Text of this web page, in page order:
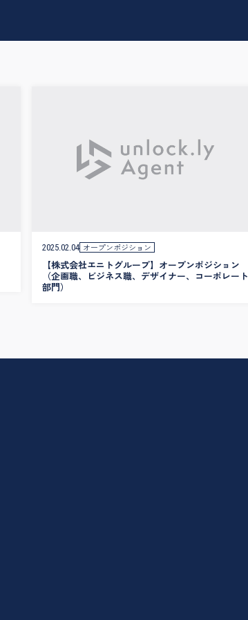
【株式会社エニトグループ】オープンポジション
（企画職、ビジネス職、デザイナー、コーポレート
部門）
2025.02.04 オープンポジション